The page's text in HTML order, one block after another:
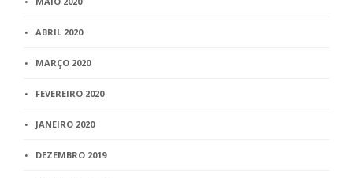
ABRIL 2020
MARÇO 2020
FEVEREIRO 2020
JANEIRO 2020
DEZEMBRO 2019